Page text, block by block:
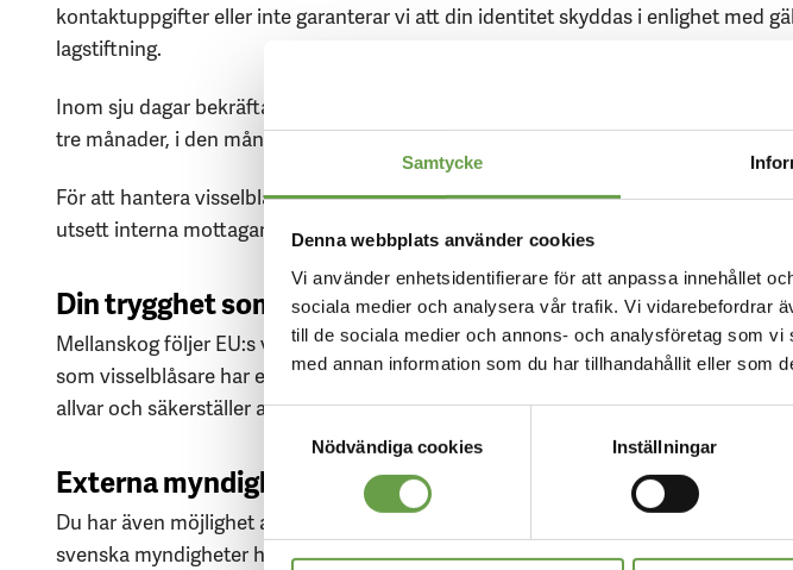
Samtycke
Denna webbplats använder cookies
Vi använder enhetsidentifierare för att anpassa innehållet
sociala medier och analysera vår trafik. Vi vidarebefordrar
till de sociala medier och annons- och analysföretag som
med annan information som du har tillhandahållit eller som
Samtyckesval
Nödvändiga cookies
Inställningar
kontaktuppgifter eller inte garanterar vi att din identitet skyddas i enlighet med
lagstiftning.
Inom sju dagar bekräftar vi att rapporten har tagits emot. Därefter får du
tre månader, i den mån det är möjligt med hänsyn till sekretess och integritet.
För att hantera visselblåsarrapporter på ett ansvarsfullt och säkert sätt har
utsett interna mottagare med behörighet att ta emot och följa upp dessa.
Din trygghet som visselblåsare
Mellanskog följer EU:s visselblåsardirektiv och svensk visselblåsarlag. Det
som visselblåsare har ett lagstadgat skydd mot repressalier. Vi tar varje anmälan
allvar och säkerställer att ärendet hanteras objektivt och rättssäkert.
Externa myndigheter
Du har även möjlighet att vända dig direkt till en behörig myndighet med din
svenska myndigheter har egna visselblåsarkanaler, till exempel Arbetsmiljöverket,